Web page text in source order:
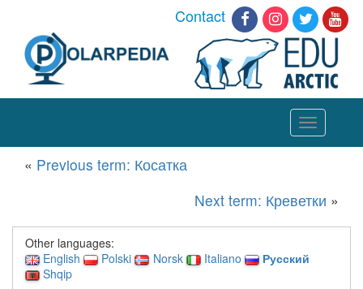
Contact
Toggle
navigation
« Previous term: Косатка
Next term: Креветки »
Other languages:
English
Polski Norsk Italiano
Русский
Shqip